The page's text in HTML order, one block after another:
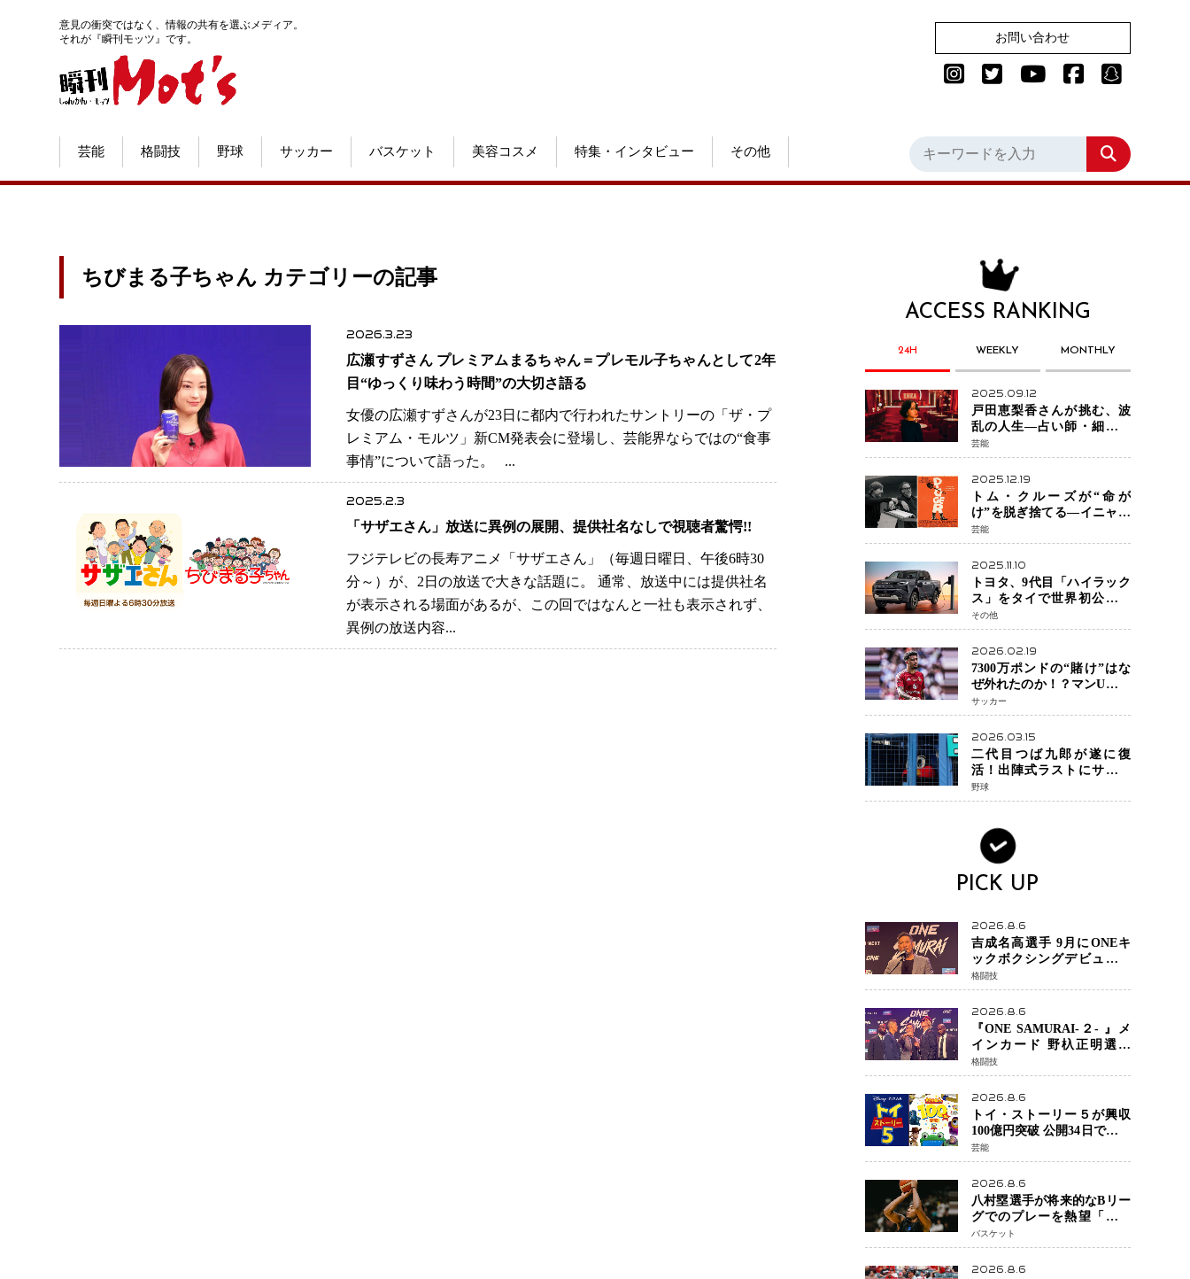
意見の衝突ではなく、情報の共有を選ぶメディア。
それが『瞬刊モッツ』です。
お問い合わせ
芸能 格闘技 野球 サッカー バスケット 美容コスメ 特集・インタビュー その他
ちびまる子ちゃん カテゴリーの記事
2026.3.23
広瀬すずさん プレミアムまるちゃん＝プレモル子ちゃんとして2年
目“ゆっくり味わう時間”の大切さ語る
女優の広瀬すずさんが23日に都内で行われたサントリーの「ザ・プ
レミアム・モルツ」新CM発表会に登場し、芸能界ならではの“食事
事情”について語った。 ...
2025.2.3
「サザエさん」放送に異例の展開、提供社名なしで視聴者驚愕!!
フジテレビの長寿アニメ「サザエさん」（毎週日曜日、午後6時30
分～）が、2日の放送で大きな話題に。 通常、放送中には提供社名
が表示される場面があるが、この回ではなんと一社も表示されず、
異例の放送内容...
ACCESS RANKING
24H WEEKLY MONTHLY
2025.09.12
戸田恵梨香さんが挑む、波
乱の人生―占い師・細木数
子をNetflixで実写化
芸能
2025.12.19
トム・クルーズが“命が
け”を脱ぎ捨てる―イニャリ
トゥ監督と挑む前代未聞の
大惨事コメディ「DIGGER
ディガー」始動
芸能
2025.11.10
トヨタ、9代目「ハイラック
ス」をタイで世界初公開
電動化戦略の象徴となる
BEVモデルを初設定
その他
2026.02.19
7300万ポンドの“賭け”はな
ぜ外れたのか！？マンU、サ
ンチョをフリー放出
へ・・・補強戦略の転換点
に
サッカー
2026.03.15
二代目つば九郎が遂に復
活！出陣式ラストにサプラ
イズ登場で神宮が歓喜
野球
PICK UP
2026.8.6
吉成名高選手 9月にONEキ
ックボクシングデビュー決
定 チャトリCEOがサプライ
ズ発表 2カ月連続参戦へ
格闘技
2026.8.6
『ONE SAMURAI-２- 』メ
インカード 野杁正明選手
「彼を倒して勝つ」 リウ・
メンヤンとの因縁に決着へ
再起を懸けたONEフェザー
級トーナメント初戦
格闘技
2026.8.6
トイ・ストーリー５が興収
100億円突破 公開34日でピク
サー作品 史上最速 日本歴代
シリーズ最高更新も目前
芸能
2026.8.6
八村塁選手が将来的なBリー
グでのプレーを熱望「一つ
の夢ですね」スター帰還が
リーグ価値を押し上げる可
能性
バスケット
2026.8.6